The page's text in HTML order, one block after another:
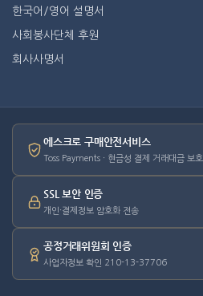
한국어/영어 설명서
사회봉사단체 후원
회사사명서
에스크로 구매안전서비스
Toss Payments · 현금성 결제 거래대금 보호
SSL 보안 인증
개인·결제정보 암호화 전송
공정거래위원회 인증
사업자정보 확인 210-13-37706